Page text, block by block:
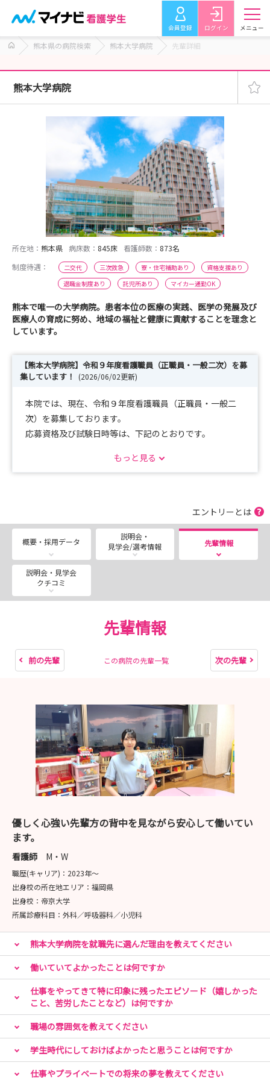
会員登録 ログイン メニュー
熊本県の病院検索 熊本大学病院 先輩詳細
熊本大学病院
所在地： 熊本県 病床数： 845床 看護師数： 873名
制度待遇：
二交代 三次救急 寮・住宅補助あり
資格支援あり
退職金制度あり
託児所あり マイカー通勤OK
熊本で唯一の大学病院。患者本位の医療の実践、医学の発展及び
医療人の育成に努め、地域の福祉と健康に貢献することを理念と
しています。
【熊本大学病院】令和９年度看護職員（正職員・一般二次）を募
集しています！
(2026/06/02更新)
本院では、現在、令和９年度看護職員（正職員・一般二
次）を募集しております。
応募資格及び試験日時等は、下記のとおりです。
【応募資格】令和９年３月３１日までに卒業見込みの方、
【応募締切】令和８年７月１６日（木）１７：００必着
詳細は、本院ホームページに募集要項を掲載しております
ので、是非ご覧ください！
【公募URL】
https://www.kuh.kumamoto-u.ac.jp/etc/recruit/
※掲載場所：看護師・医療技術職員等から看護部看護師
※応募様式も、上記URLよりダウンロードできます。
もっと見る
エントリーとは
概要・採用データ
説明会・
見学会/選考情報
先輩情報
説明会・見学会
クチコミ
先輩情報
前の先輩 この病院の先輩一覧 次の先輩
優しく心強い先輩方の背中を見ながら安心して働いてい
ます。
看護師 M・W
職歴(キャリア)： 2023年〜
出身校の所在地エリア： 福岡県
出身校： 帝京大学
所属診療科目： 外科／呼吸器科／小児科
熊本大学病院を就職先に選んだ理由を教えてください
働いていてよかったことは何ですか
仕事をやってきて特に印象に残ったエピソード（嬉しかった
こと、苦労したことなど）は何ですか
職場の雰囲気を教えてください
学生時代にしておけばよかったと思うことは何ですか
仕事やプライベートでの将来の夢を教えてください